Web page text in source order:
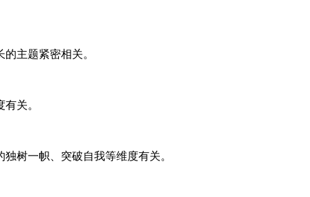
主题紧密相关。
关。
树一帜、突破自我等维度有关。